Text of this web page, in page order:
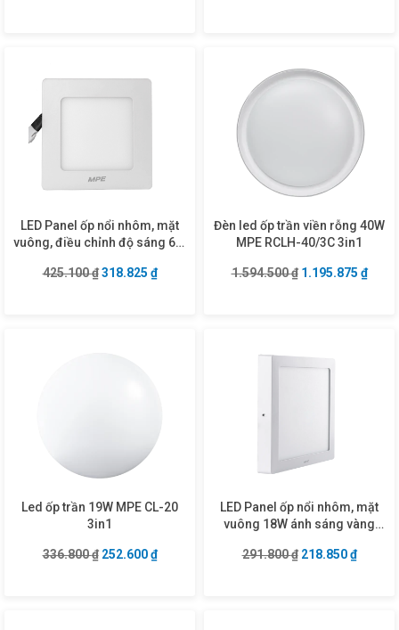
LED Panel ốp nổi nhôm, mặt
vuông, điều chỉnh độ sáng 6W
425.100₫ Giá gốc là: 425.100 ₫.
318.825 ₫Giá hiện tại là: 318.825 ₫.
Đèn led ốp trần viền rỗng 40W
MPE RCLH-40/3C 3in1
1.594.500₫ Giá gốc là:
1.195.875 ₫Giá
Led ốp trần 19W MPE CL-20
3in1
336.800₫ Giá gốc là: 336.800 ₫.
252.600₫Giá hiện tại là: 252.600 ₫.
LED Panel ốp nổi nhôm, mặt
vuông 18W ánh sáng vàng
291.800₫ Giá gốc là:
218.850₫Giá